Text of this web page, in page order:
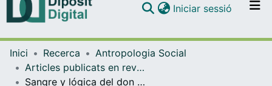
Navega per tot el DD
Iniciar sessió (current)
Inici Recerca
Antropologia Social
Articles publicats en revistes (Antropologia Social)
Sangre y lógica del don entre los indígenas pumé de Venezuela. Un modelo femenino del cosmos